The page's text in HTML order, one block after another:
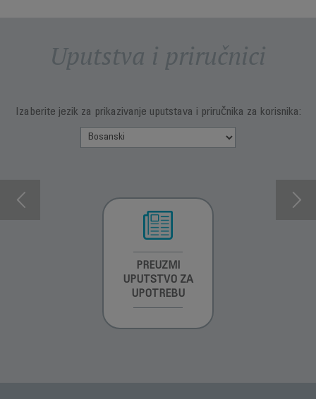
Uputstva i priručnici
Izaberite jezik za prikazivanje uputstava i priručnika za korisnika:
PREUZMI
UPUTSTVO ZA
UPOTREBU